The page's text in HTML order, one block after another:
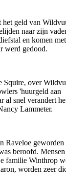
het geld van
naar zijn
en komen met
werd gedood.
Squire, over
'huurgeld aan
al snel verandert
Lammeter.
Raveloe geworden
beroofd. Mensen
familie Winthrop
worden zeer